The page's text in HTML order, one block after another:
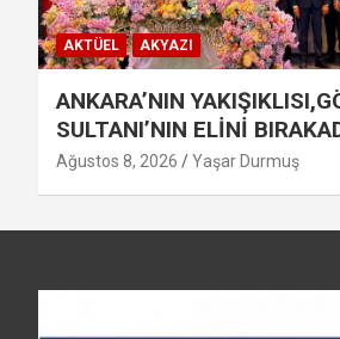
AKTÜEL AKYAZI
ANKARA’NIN
SULTANI’NIN ELİNİ
Ağustos 8, 2026 Yaşar Durmuş